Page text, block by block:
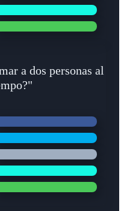
a dos personas al